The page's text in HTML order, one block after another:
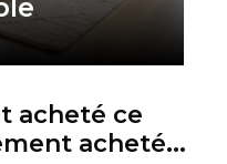
acheté ce
acheté...